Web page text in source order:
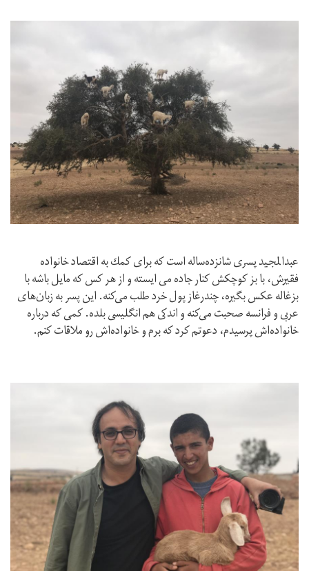
عبدالمجيد پسرى شانزده‌ساله است كه براى كمك به اقتصاد خانواده
فقيرش، با بز كوچكش كنار جاده مى ايسته و از هر كس كه مايل باشه با
بزغاله عكس بگيره، چندرغاز پول خرد طلب مى‌كنه. اين پسر به زبان‌هاى
عربى و فرانسه صحبت مى‌كنه و اندكى هم انگليسى بلده. كمى كه درباره
خانواده‌اش پرسيدم، دعوتم كرد كه برم و خانواده‌اش رو ملاقات كنم.